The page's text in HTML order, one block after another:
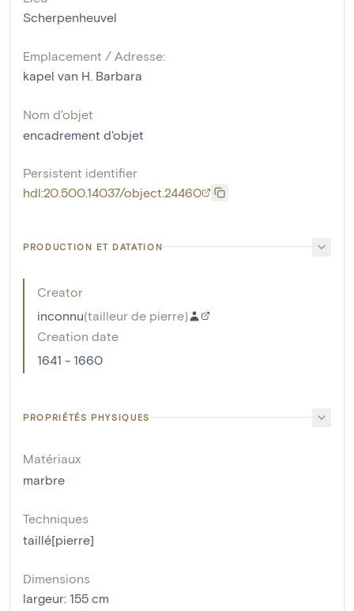
Scherpenheuvel
Emplacement / Adresse:
kapel van H. Barbara
Nom d'objet
encadrement d'objet
Persistent identifier
hdl:20.500.14037/object.24460
PRODUCTION ET DATATION
Creator
inconnu(tailleur de pierre)
Creation date
1641 - 1660
PROPRIÉTÉS PHYSIQUES
Matériaux
marbre
Techniques
taillé[pierre]
Dimensions
largeur: 155 cm